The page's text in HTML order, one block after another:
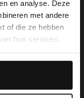
en analyse. Deze
met andere
of die ze hebben
hun services.
Would